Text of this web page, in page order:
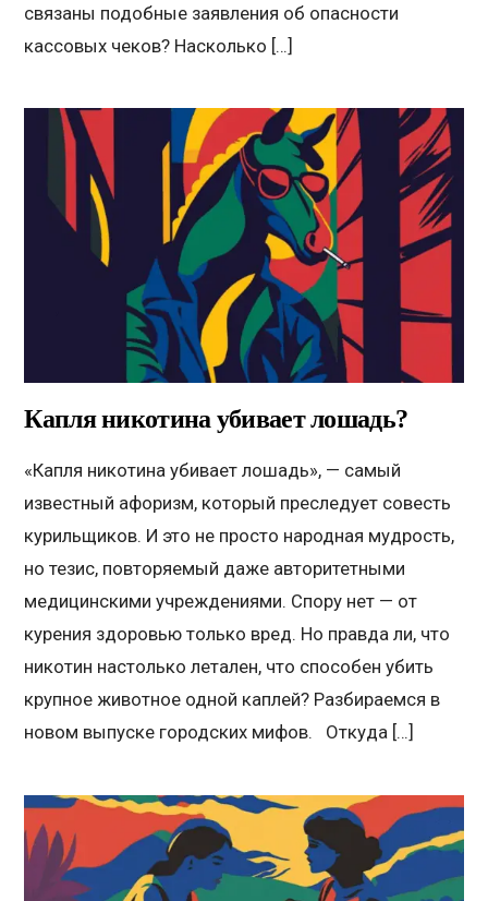
связаны подобные заявления об опасности
кассовых чеков? Насколько […]
Капля никотина убивает лошадь?
«Капля никотина убивает лошадь», — самый
известный афоризм, который преследует совесть
курильщиков. И это не просто народная мудрость,
но тезис, повторяемый даже авторитетными
медицинскими учреждениями. Спору нет — от
курения здоровью только вред. Но правда ли, что
никотин настолько летален, что способен убить
крупное животное одной каплей? Разбираемся в
новом выпуске городских мифов. Откуда […]